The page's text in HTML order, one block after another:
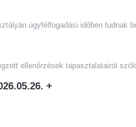
ügyfélfogadási időben tudnak
ellenőrzések tapasztalatairól
+